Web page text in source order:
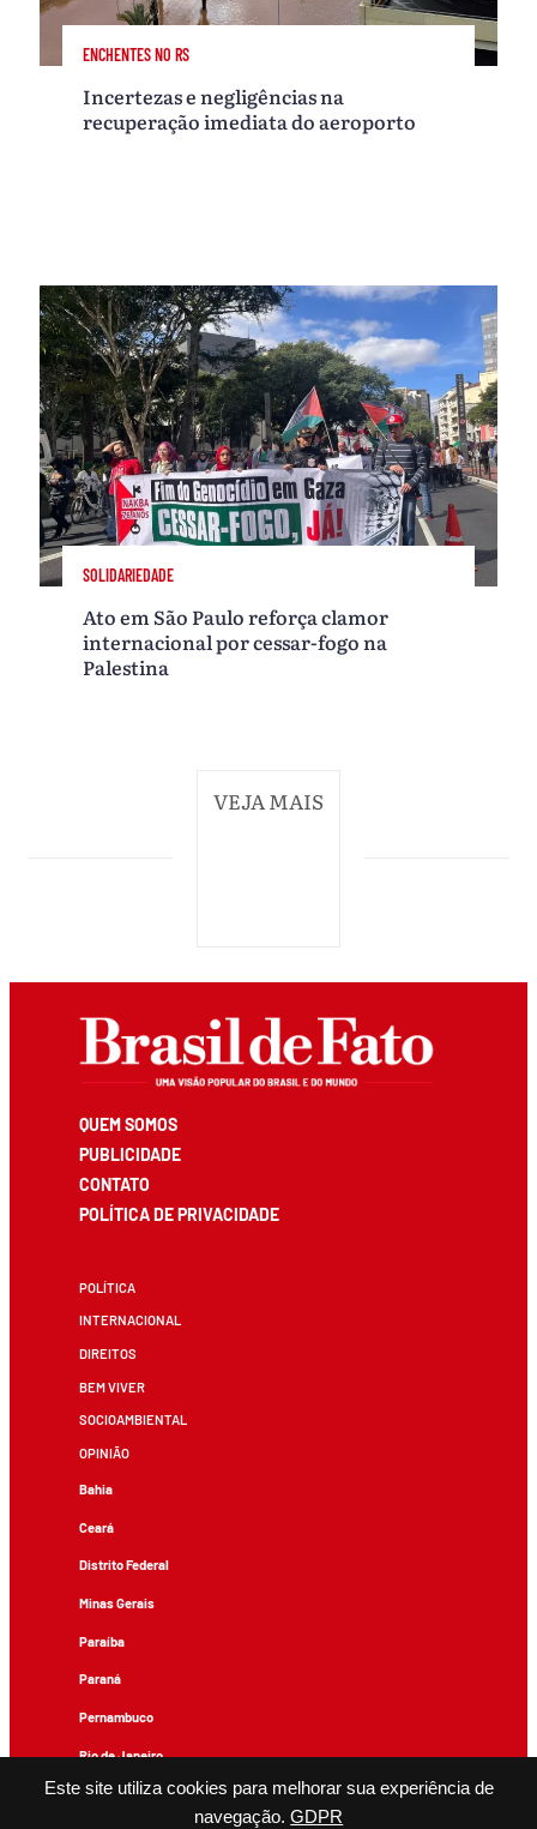
Este site utiliza cookies para melhorar sua experiência de
navegação. GDPR
ENCHENTES NO RS
Incertezas e negligências na
recuperação imediata do aeroporto
SOLIDARIEDADE
Ato em São Paulo reforça clamor
internacional por cessar-fogo na
Palestina
VEJA MAIS
QUEM SOMOS
PUBLICIDADE
CONTATO
POLÍTICA DE PRIVACIDADE
POLÍTICA
INTERNACIONAL
DIREITOS
BEM VIVER
SOCIOAMBIENTAL
OPINIÃO
Bahia
Ceará
Distrito Federal
Minas Gerais
Paraíba
Paraná
Pernambuco
Rio de Janeiro
Rio Grande do Sul